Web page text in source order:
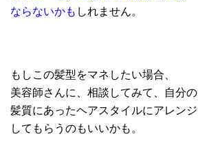
ならないかも しれません。
もしこの髪型をマネしたい場合、
美容師さんに、相談してみて、自分の
髪質にあったヘアスタイルにアレンジ
してもらうのもいいかも。